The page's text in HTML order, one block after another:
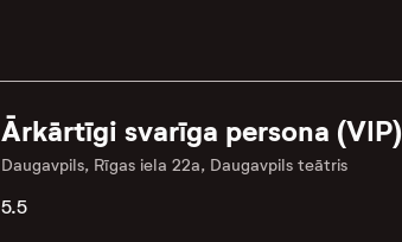
Ārkārtīgi svarīga persona (VIP)
Daugavpils, Rīgas iela 22a, Daugavpils teātris
5.5